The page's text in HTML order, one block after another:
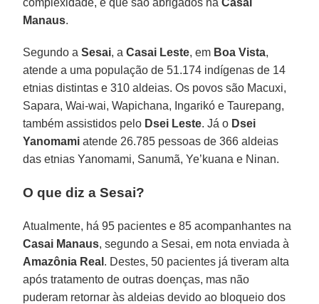
Manaus.
Segundo aSesai, aCasai Leste, em Boa Vista,
atende a uma população de 51.174 indígenas de 14
etnias distintas e 310 aldeias. Os povos são Macuxi,
Sapara, Wai-wai, Wapichana, Ingarikó e Taurepang,
também assistidos pelo Dsei Leste. Já o Dsei
Yanomami atende 26.785 pessoas de 366 aldeias
das etnias Yanomami, Sanumã, Ye’kuana e Ninan.
O que diz a Sesai?
Atualmente, há 95 pacientes e 85 acompanhantes na
Casai Manaus, segundo a Sesai, em nota enviada à
Amazônia Real . Destes, 50 pacientes já tiveram alta
após tratamento de outras doenças, mas não
puderam retornar às aldeias devido ao bloqueio dos